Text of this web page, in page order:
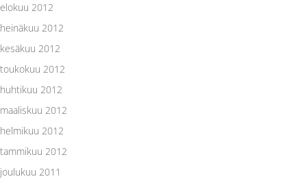
elokuu 2012
heinäkuu 2012
kesäkuu 2012
toukokuu 2012
huhtikuu 2012
maaliskuu 2012
helmikuu 2012
tammikuu 2012
joulukuu 2011